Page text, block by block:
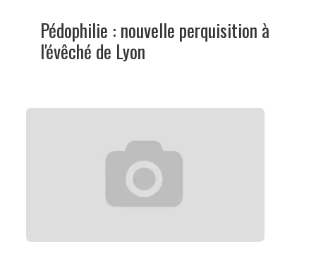
Pédophilie : nouvelle perquisition à
l'évêché de Lyon